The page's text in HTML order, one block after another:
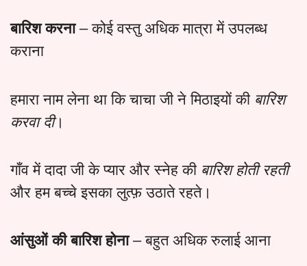
बारिश करना– कोई वस्तु अधिक मात्रा में उपलब्ध
कराना
हमारा नाम लेना था कि चाचा जी ने मिठाइयों की बारिश
करवा दी।
गाँव में दादा जी के प्यार और स्नेह की बारिश होती रहती
और हम बच्चे इसका लुत्फ़ उठाते रहते।
आंसुओं की बारिश होना– बहुत अधिक रुलाई आना